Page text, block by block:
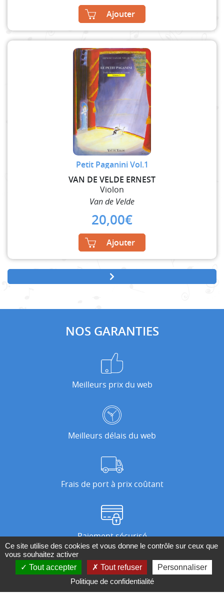
Ajouter
Petit Paganini Vol.1
VAN DE VELDE ERNEST
Violon
Van de Velde
20,00€
Ajouter
NOS GARANTIES
Meilleurs prix du web
Meilleurs délais du web
Frais de port à prix coûtant
Paiement sécurisé
Nos magasins
Ce site utilise des cookies et vous donne le contrôle sur ceux que
vous souhaitez activer
Tout accepter
Tout refuser
Personnaliser
Politique de confidentialité